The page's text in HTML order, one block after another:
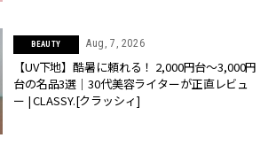
BEAUTY Aug, 7, 2026
【UV下地】酷暑に頼れる！ 2,000円台〜3,000円
台の名品3選｜30代美容ライターが正直レビュ
ー | CLASSY.[クラッシィ]